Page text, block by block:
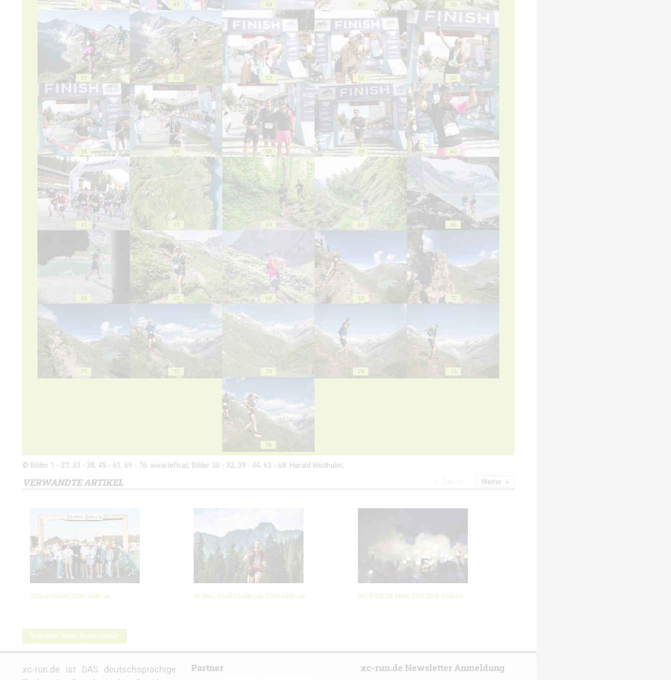
46 47 48 49 50
51 52 53 54 55
56 57 58 59 60
61 62 63 64 65
66 67 68 69 70
71 72 73 74 75
76
© Bilder 1 - 27, 33 - 38, 45 - 61, 69 - 76: www.lefti.at; Bilder 30 - 32, 39 - 44, 63 - 68: Harald Wisthaler;
VERWANDTE ARTIKEL
3Kings3Hills 2026: Galerie Walser Trail Challenge 2026 Gallerie XC-RUN.DE beim ZUT2026: Galerie
Weiter
Schreibe einen Kommentar
xc-run.de ist DAS deutschsprachige
Partner xc-run.de Newsletter Anmeldung